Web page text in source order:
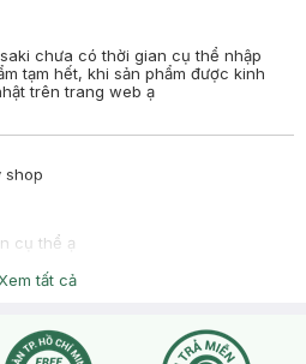
chưa có thời gian cụ thể nhập
tạm hết, khi sản phẩm được kinh
trên trang web ạ
shop
cụ thể ạ
tất cả